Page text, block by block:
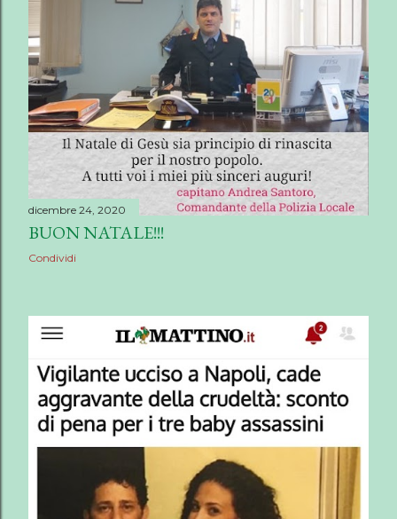
t
dicembre 24, 2020
BUON NATALE!!!
Condividi